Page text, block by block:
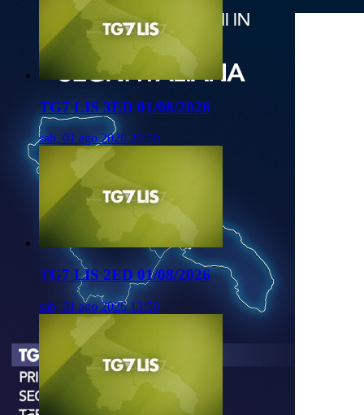
TG7 LIS 3ED 01/08/2026
sab, 01 ago 2026 20:50
TG7 LIS 2ED 01/08/2026
sab, 01 ago 2026 13:50